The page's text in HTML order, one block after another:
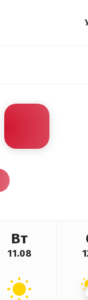
Вт
11.08